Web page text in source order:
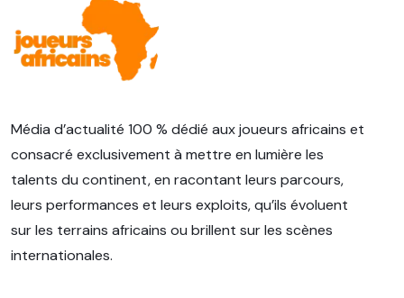
Média d’actualité 100 % dédié aux joueurs africains et
consacré exclusivement à mettre en lumière les
talents du continent, en racontant leurs parcours,
leurs performances et leurs exploits, qu’ils évoluent
sur les terrains africains ou brillent sur les scènes
internationales.